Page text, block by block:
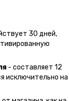
30 дней,
- составляет 12
исключительно на